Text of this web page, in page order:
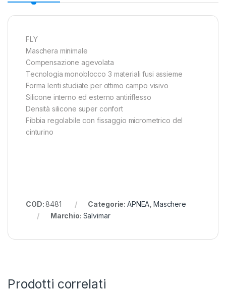
FLY
Maschera minimale
Compensazione agevolata
Tecnologia monoblocco 3 materiali fusi assieme
Forma lenti studiate per ottimo campo visivo
Silicone interno ed esterno antiriflesso
Densità silicone super confort
Fibbia regolabile con fissaggio micrometrico del
cinturino
COD:8481 Categorie: APNEA Maschere
Marchio: Salvimar
Prodotti correlati